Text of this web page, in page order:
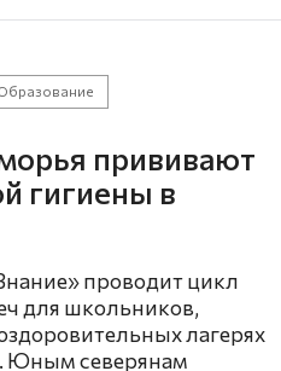
прививают
гигиены в
проводит цикл
для школьников,
лагерях
Юным северянам